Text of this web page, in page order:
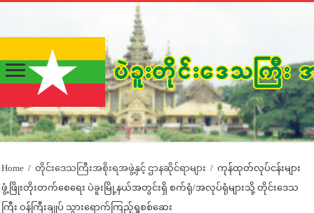
Home / တိုင်းဒေသကြီးအစိုးရအဖွဲ့နှင့် ဌာနဆိုင်ရာများ / ကုန်ထုတ်လုပ်ငန်းများ
ဖွံ့ဖြိုးတိုးတက်စေရေး ပဲခူးမြို့နယ်အတွင်းရှိ စက်ရုံ/အလုပ်ရုံများသို့ တိုင်းဒေသ
ကြီး ဝန်ကြီးချုပ် သွားရောက်ကြည့်ရှုစစ်ဆေး